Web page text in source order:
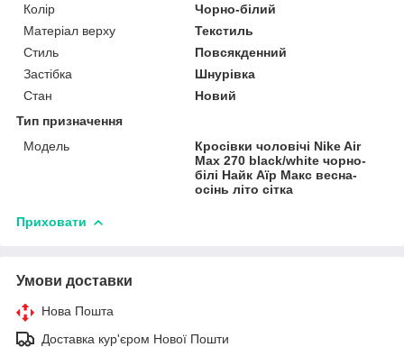
Колір
Чорно-білий
Матеріал верху
Текстиль
Стиль
Повсякденний
Застібка
Шнурівка
Стан
Новий
Тип призначення
Модель
Кросівки чоловічі Nike Air
Max 270 black/white чорно-
білі Найк Аїр Макс весна-
осінь літо сітка
Приховати
Умови доставки
Нова Пошта
Доставка кур'єром Нової Пошти